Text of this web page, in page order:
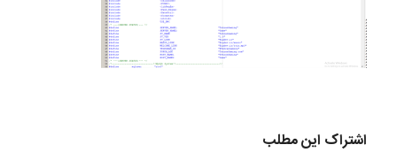
اشتراک این مطلب